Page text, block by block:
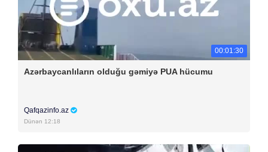
00:01:30
Azərbaycanlıların olduğu gəmiyə PUA hücumu
Qafqazinfo.az
Dünən 12:18